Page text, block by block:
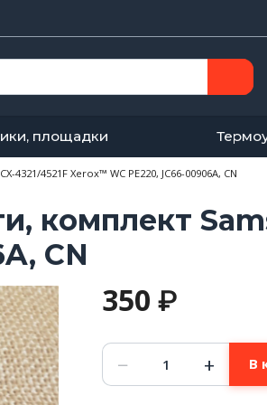
площадки
4521F Xerox™ WC PE220, JC66-00906A, CN
комплект
CN
350₽
Количество
товара
Флажок
− + В